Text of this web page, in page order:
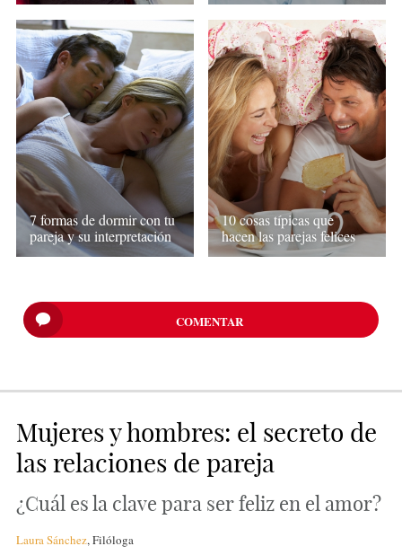
7 formas de dormir con tu
pareja y su interpretación
10 cosas típicas que
hacen las parejas felices
COMENTAR
Mujeres y hombres: el secreto de
las relaciones de pareja
¿Cuál es la clave para ser feliz en el amor?
Laura Sánchez, Filóloga